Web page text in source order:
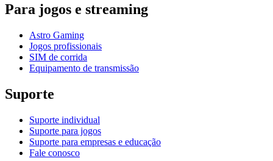
Para jogos e streaming
Astro Gaming
Jogos profissionais
SIM de corrida
Equipamento de transmissão
Suporte
Suporte individual
Suporte para jogos
Suporte para empresas e educação
Fale conosco